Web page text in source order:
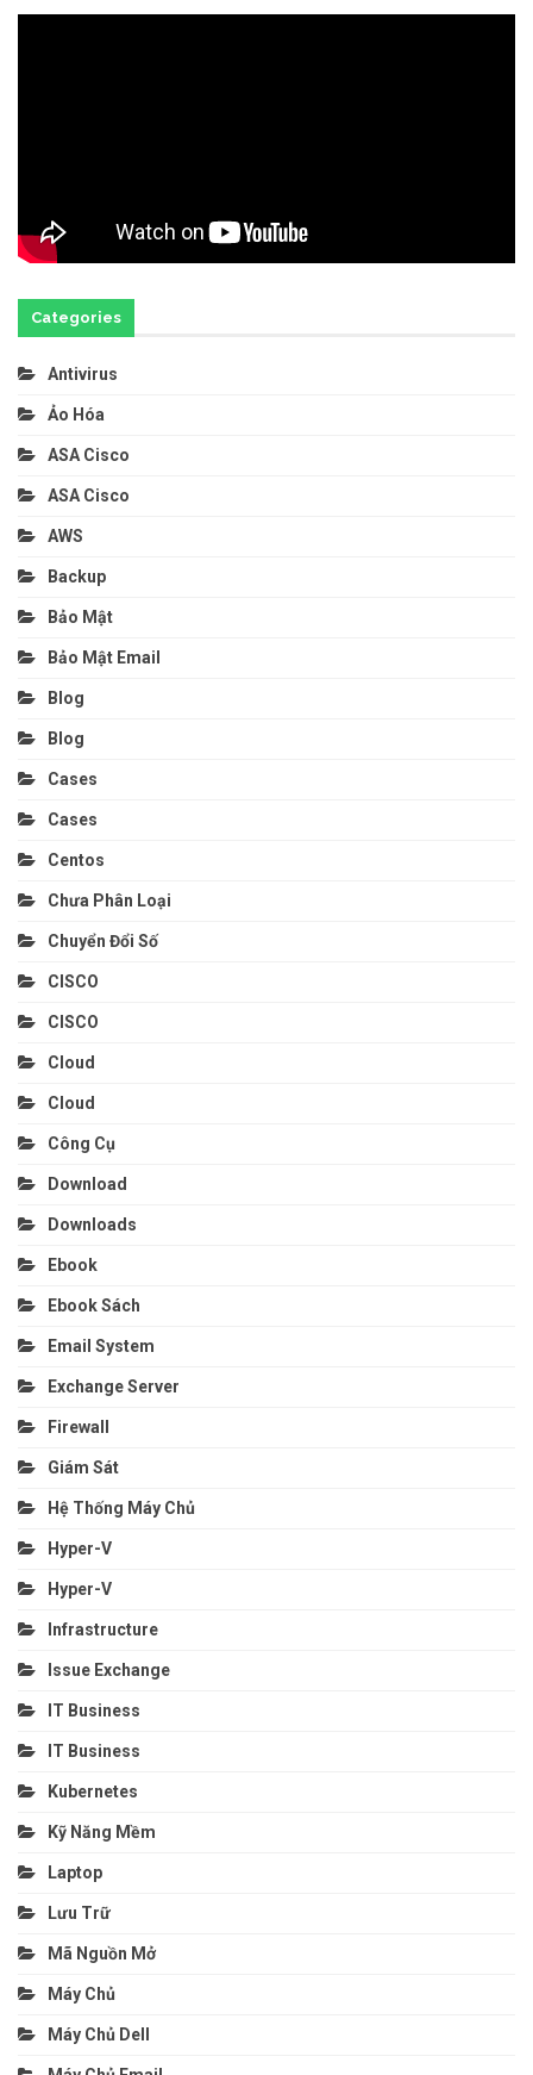
Categories
Antivirus
Ảo Hóa
ASA Cisco
ASA Cisco
AWS
Backup
Bảo Mật
Bảo Mật Email
Blog
Blog
Cases
Cases
Centos
Chưa Phân Loại
Chuyển Đổi Số
CISCO
CISCO
Cloud
Cloud
Công Cụ
Download
Downloads
Ebook
Ebook Sách
Email System
Exchange Server
Firewall
Giám Sát
Hệ Thống Máy Chủ
Hyper-V
Hyper-V
Infrastructure
Issue Exchange
IT Business
IT Business
Kubernetes
Kỹ Năng Mềm
Laptop
Lưu Trữ
Mã Nguồn Mở
Máy Chủ
Máy Chủ Dell